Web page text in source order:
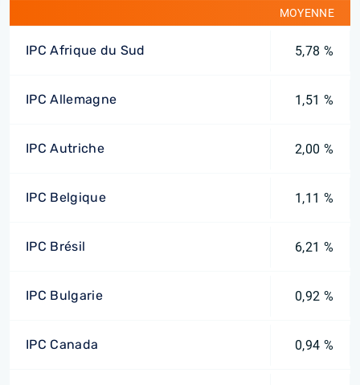
MOYENNE
IPC Afrique du Sud 5,78 %
IPC Allemagne 1,51 %
IPC Autriche 2,00 %
IPC Belgique 1,11 %
IPC Brésil 6,21 %
IPC Bulgarie 0,92 %
IPC Canada 0,94 %